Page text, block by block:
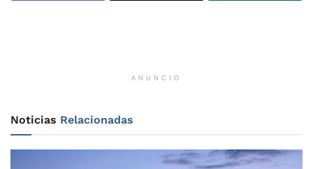
ANUNCIO
Noticias Relacionadas